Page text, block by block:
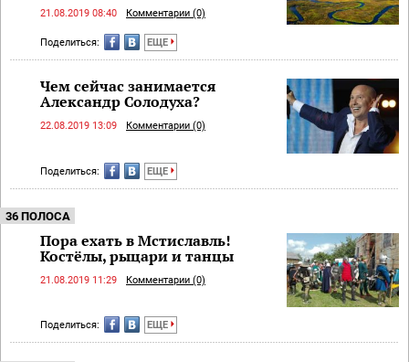
21.08.2019 08:40 Комментарии (0)
Поделиться: ЕЩЕ
Чем сейчас занимается
Александр Солодуха?
22.08.2019 13:09 Комментарии (0)
Поделиться: ЕЩЕ
36 ПОЛОСА
Пора ехать в Мстиславль!
Костёлы, рыцари и танцы
21.08.2019 11:29 Комментарии (0)
Поделиться: ЕЩЕ